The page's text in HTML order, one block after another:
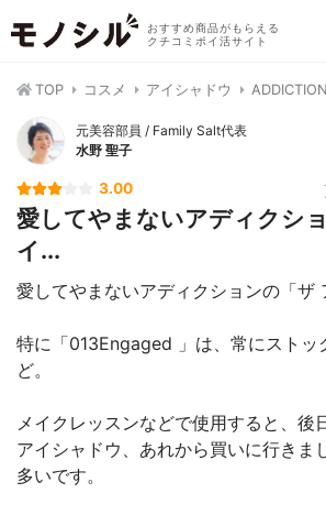
おすすめ商品がもらえる
クチコミポイ活サイト
TOP コスメ アイシャドウ
元美容部員 / Family Salt代表
水野 聖子
3.00
愛してやまないアディクシ
イ...
愛してやまないアディクションの「ザ
特に「013Engaged 」は、常にストッ
ど。
メイクレッスンなどで使用すると、後
アイシャドウ、あれから買いに行きま
多いです。